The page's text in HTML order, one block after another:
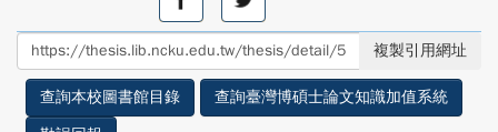
至
facebook
享
至
twitter
複製引用網址
查詢本校圖書館目錄
查詢臺灣博碩士論文知識加值系統